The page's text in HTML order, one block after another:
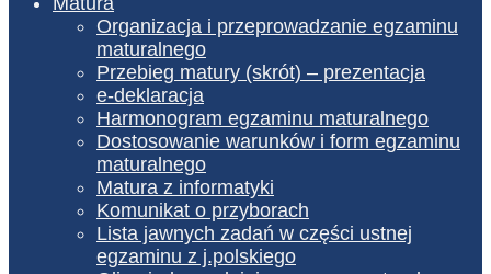
Organizacja i przeprowadzanie egzaminu
maturalnego
Przebieg matury (skrót) – prezentacja
e-deklaracja
Harmonogram egzaminu maturalnego
Dostosowanie warunków i form egzaminu
maturalnego
Matura z informatyki
Komunikat o przyborach
Lista jawnych zadań w części ustnej
egzaminu z j.polskiego